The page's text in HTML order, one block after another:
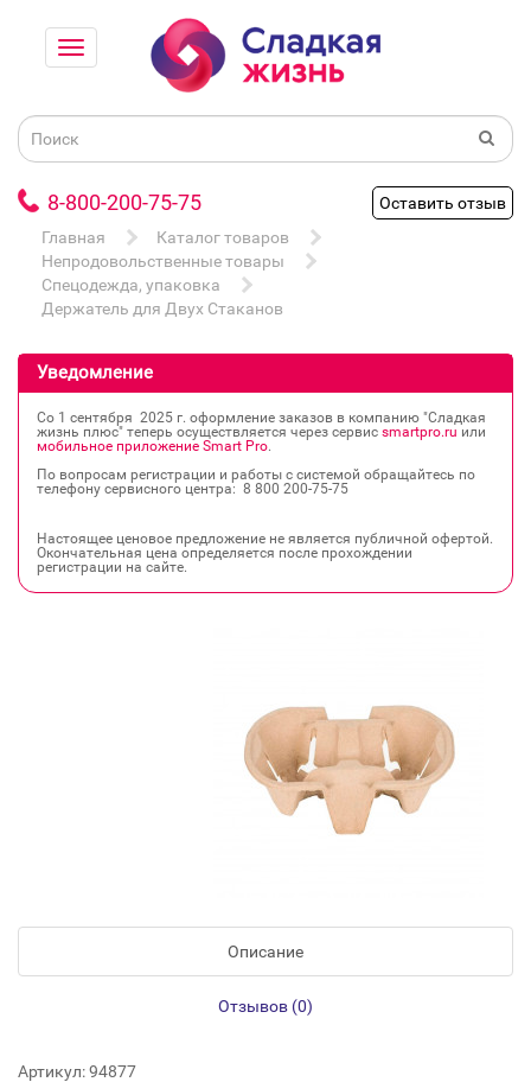
8-800-200-75-75
Оставить отзыв
Главная
Каталог товаров
Непродовольственные товары
Спецодежда, упаковка
Держатель для Двух Стаканов
Уведомление
Со 1 сентября 2025 г. оформление заказов в компанию "Сладкая
жизнь плюс" теперь осуществляется через сервис smartpro.ru или
мобильное приложение Smart Pro.
По вопросам регистрации и работы с системой обращайтесь по
телефону сервисного центра: 8 800 200‐75‐75
Настоящее ценовое предложение не является публичной офертой.
Окончательная цена определяется после прохождении
регистрации на сайте.
Описание
Отзывов (0)
Артикул: 94877